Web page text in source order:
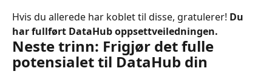
Hvis du allerede har koblet til disse, gratulerer! Du
har fullført DataHub oppsettveiledningen.
Neste trinn: Frigjør det fulle
potensialet til DataHub din